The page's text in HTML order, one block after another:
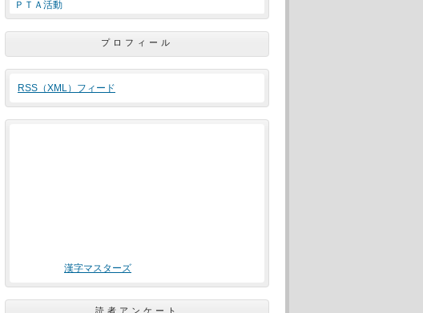
ＰＴＡ活動
プロフィール
RSS（XML）フィード
漢字マスターズ
読者アンケート